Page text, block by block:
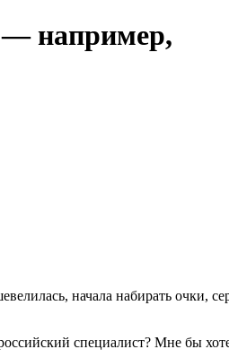
— например,
начала набирать очки,
специалист? Мне бы